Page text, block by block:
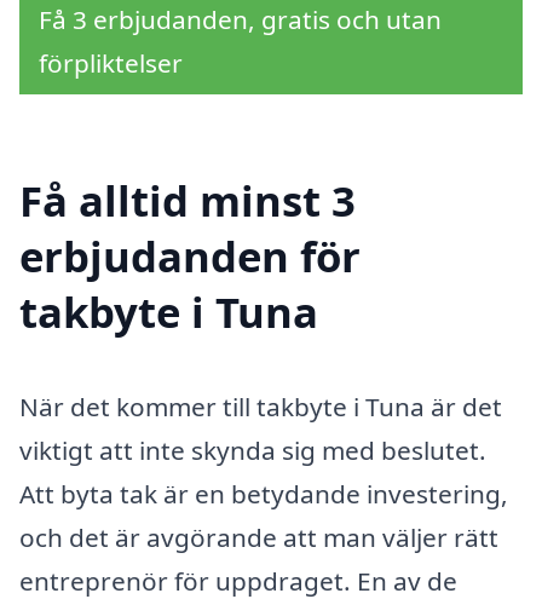
Få 3 erbjudanden, gratis och utan
förpliktelser
Få alltid minst 3
erbjudanden för
takbyte i Tuna
När det kommer till takbyte i Tuna är det
viktigt att inte skynda sig med beslutet.
Att byta tak är en betydande investering,
och det är avgörande att man väljer rätt
entreprenör för uppdraget. En av de